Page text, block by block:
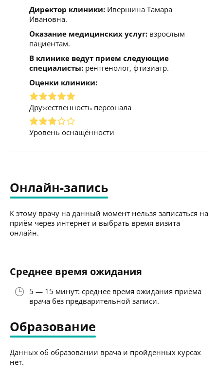
Директор клиники: Ивершина Тамара
Ивановна.
Оказание медицинских услуг: взрослым
пациентам.
В клинике ведут прием следующие
специалисты: рентгенолог, фтизиатр.
Оценки клиники:
Дружественность персонала
Уровень оснащённости
Онлайн-запись
К этому врачу на данный момент нельзя записаться на
приём через интернет и выбрать время визита
онлайн.
Среднее время ожидания
5 — 15 минут: среднее время ожидания приёма
врача без предварительной записи.
Образование
Данных об образовании врача и пройденных курсах
нет.